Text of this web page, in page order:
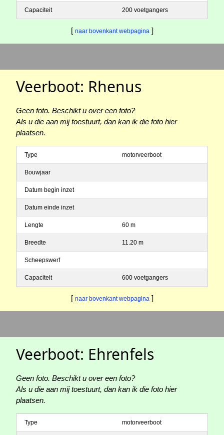
Capaciteit 200 voetgangers
[ naar bovenkant webpagina ]
Veerboot: Rhenus
Geen foto. Beschikt u over een foto?
Als u die aan mij toestuurt, dan kan ik die foto hier
plaatsen.
Type motorveerboot
Bouwjaar
Datum begin inzet
Datum einde inzet
Lengte 60 m
Breedte 11.20 m
Scheepswerf
Capaciteit 600 voetgangers
[ naar bovenkant webpagina ]
Veerboot: Ehrenfels
Geen foto. Beschikt u over een foto?
Als u die aan mij toestuurt, dan kan ik die foto hier
plaatsen.
Type motorveerboot